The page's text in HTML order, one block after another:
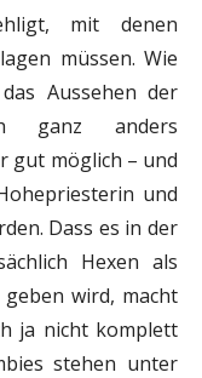
mit denen
müssen. Wie
Aussehen der
ganz anders
gut möglich – und
und
Dass es in der
Hexen als
wird, macht
ja nicht komplett
stehen unter